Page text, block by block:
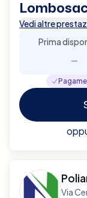
Vedi altre
Prima
-
Via